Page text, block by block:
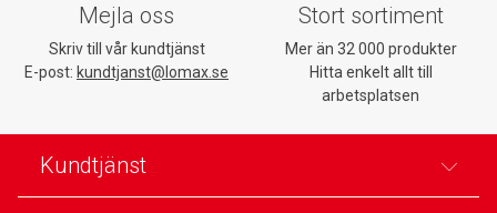
Mejla oss
Skriv till vår kundtjänst
E-post: kundtjanst@lomax.se
Stort sortiment
Mer än 32 000 produkter
Hitta enkelt allt till
arbetsplatsen
Kundtjänst